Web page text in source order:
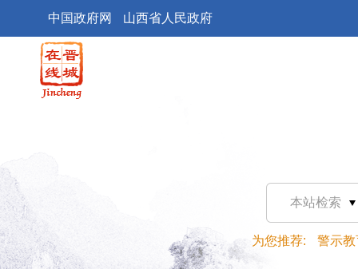
中国政府网 山西省人民政府
本站检索
为您推荐: 警示教